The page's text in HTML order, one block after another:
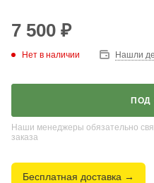
7 500 ₽
Нет в наличии Нашли
ПОД
Наши менеджеры обязательно
заказа
Бесплатная доставка →